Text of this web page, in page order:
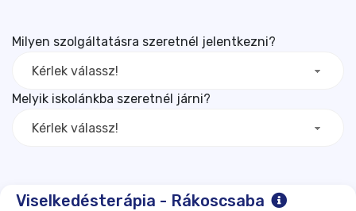
Milyen szolgáltatásra szeretnél jelentkezni?
Kérlek válassz!
Melyik iskolánkba szeretnél járni?
Kérlek válassz!
Viselkedésterápia - Rákoscsaba